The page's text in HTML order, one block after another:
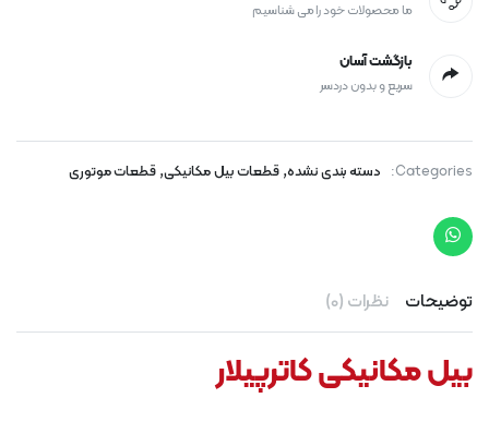
ما محصولات خود را می شناسیم
بازگشت آسان
سریع و بدون دردسر
Categories: دسته بندی نشده,قطعات بیل مکانیکی, قطعات موتوری
توضیحات نظرات (0)
بیل مکانیکی کاترپیلار